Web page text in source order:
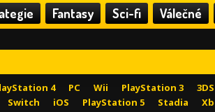
Fantasy Sci-fi Válečné
4 PC Wii PlayStation 3 3DS
Switch iOS PlayStation 5 Stadia